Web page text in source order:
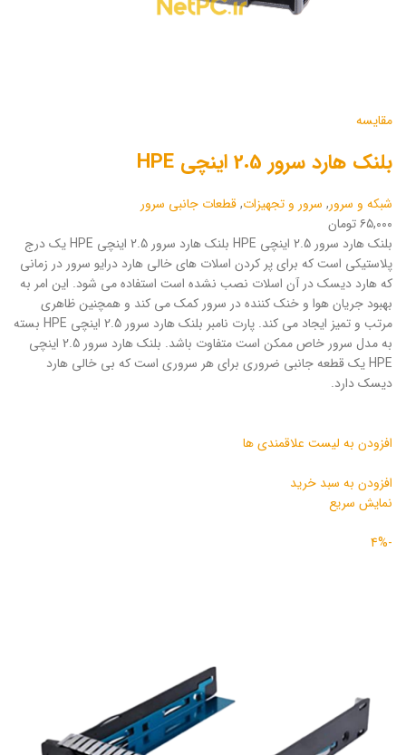
مقایسه
بلنک هارد سرور 2.5 اینچی HPE
شبکه و سرور, سرور و تجهیزات,قطعات جانبی سرور
۶۵,۰۰۰ تومان
بلنک هارد سرور 2.5 اینچی HPE بلنک هارد سرور 2.5 اینچی HPE یک درج
پلاستیکی است که برای پر کردن اسلات های خالی هارد درایو سرور در زمانی
که هارد دیسک در آن اسلات نصب نشده است استفاده می شود. این امر به
بهبود جریان هوا و خنک کننده در سرور کمک می کند و همچنین ظاهری
مرتب و تمیز ایجاد می کند. پارت نامبر بلنک هارد سرور 2.5 اینچی HPE بسته
به مدل سرور خاص ممکن است متفاوت باشد. بلنک هارد سرور 2.5 اینچی
HPE یک قطعه جانبی ضروری برای هر سروری است که بی خالی هارد
دیسک دارد.
افزودن به لیست علاقمندی ها
افزودن به سبد خرید
نمایش سریع
-4%